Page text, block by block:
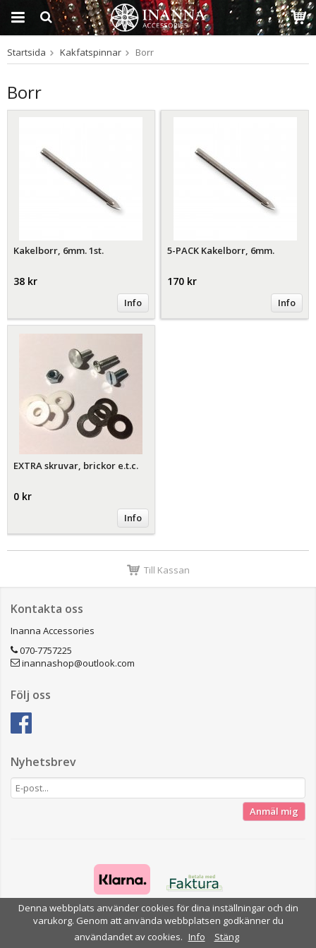
Produkten har blivit
tillagd i varukorgen
Startsida Kakfatspinnar Borr
Borr
Kakelborr, 6mm. 1st.
38 kr
Info
5-PACK Kakelborr, 6mm.
170 kr
Info
EXTRA skruvar, brickor e.t.c.
0 kr
Info
Till Kassan
Kontakta oss
Inanna Accessories
070-7757225
inannashop@outlook.com
Följ oss
Nyhetsbrev
Anmäl mig
Drift & produktion:Wikinggruppen
Denna webbplats använder cookies för dina inställningar och din
varukorg. Genom att använda webbplatsen godkänner du
användandet av cookies. Info Stäng